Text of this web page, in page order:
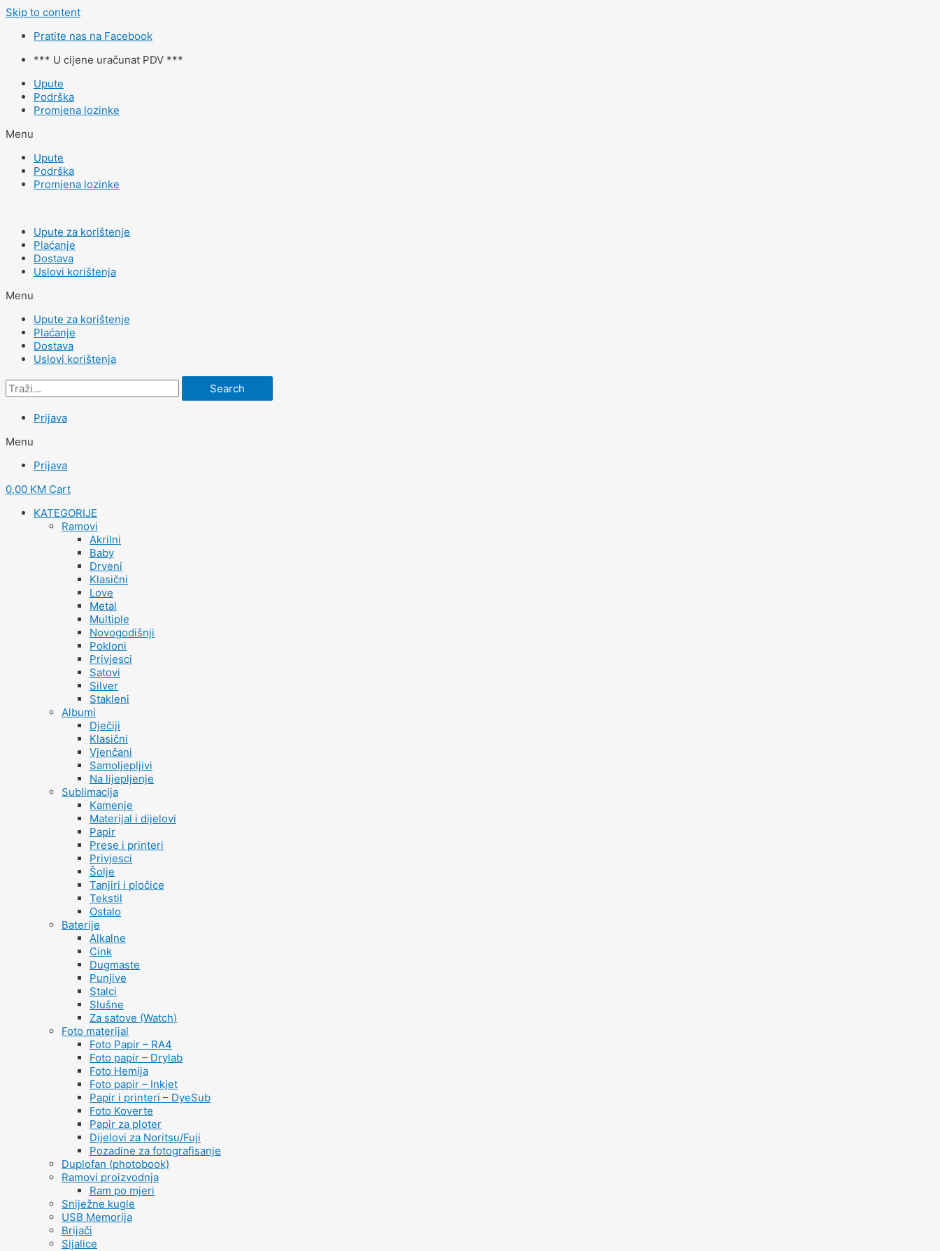
Skip to content
Pratite nas na Facebook
*** U cijene uračunat PDV ***
Upute
Podrška
Promjena lozinke
Menu
Upute
Podrška
Promjena lozinke
Upute za korištenje
Plaćanje
Dostava
Uslovi korištenja
Menu
Upute za korištenje
Plaćanje
Dostava
Uslovi korištenja
Search
Prijava
Menu
Prijava
0,00 KM Cart
KATEGORIJE
Ramovi
Akrilni
Baby
Drveni
Klasični
Love
Metal
Multiple
Novogodišnji
Pokloni
Privjesci
Satovi
Silver
Stakleni
Albumi
Dječiji
Klasični
Vjenčani
Samoljepljivi
Na lijepljenje
Sublimacija
Kamenje
Materijal i dijelovi
Papir
Prese i printeri
Privjesci
Šolje
Tanjiri i pločice
Tekstil
Ostalo
Baterije
Alkalne
Cink
Dugmaste
Punjive
Stalci
Slušne
Za satove (Watch)
Foto materijal
Foto Papir – RA4
Foto papir – Drylab
Foto Hemija
Foto papir – Inkjet
Papir i printeri – DyeSub
Foto Koverte
Papir za ploter
Dijelovi za Noritsu/Fuji
Pozadine za fotografisanje
Duplofan (photobook)
Ramovi proizvodnja
Ram po mjeri
Sniježne kugle
USB Memorija
Brijači
Sijalice